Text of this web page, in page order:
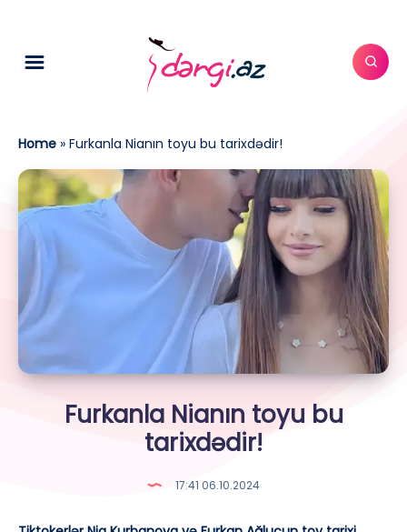
Home » Furkanla Nianın toyu bu tarixdədir!
Furkanla Nianın toyu bu
tarixdədir!
17:41 06.10.2024